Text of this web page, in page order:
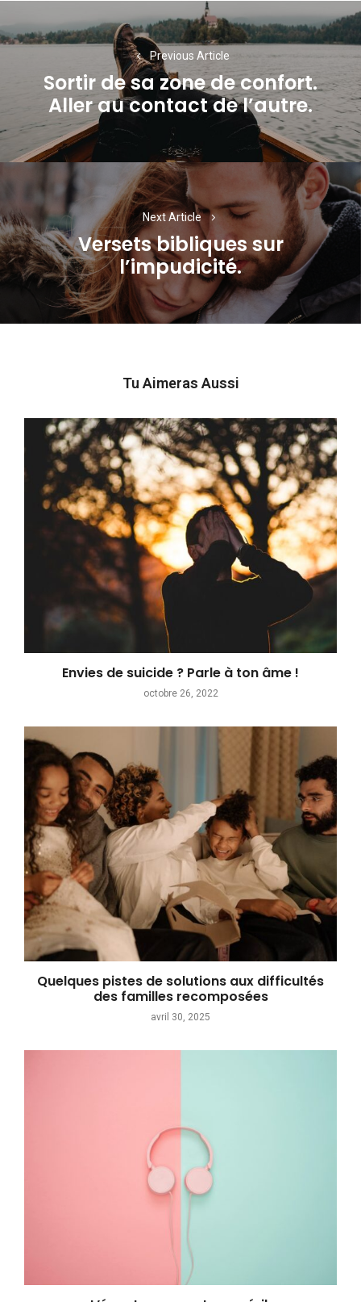
Navigation
de
l’article
Previous Article
Previous
post:
Sortir de sa zone de confort.
Aller au contact de l’autre.
Next Article
Next
post:
Versets bibliques sur
l’impudicité.
Tu Aimeras Aussi
Envies de suicide ? Parle à ton âme !
octobre 26, 2022
Quelques pistes de solutions aux difficultés
des familles recomposées
avril 30, 2025